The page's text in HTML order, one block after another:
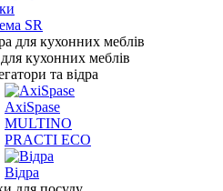
SR
кухонних меблів
та відра
AxiSpase
MULTINO
PRACTI ECO
Відра